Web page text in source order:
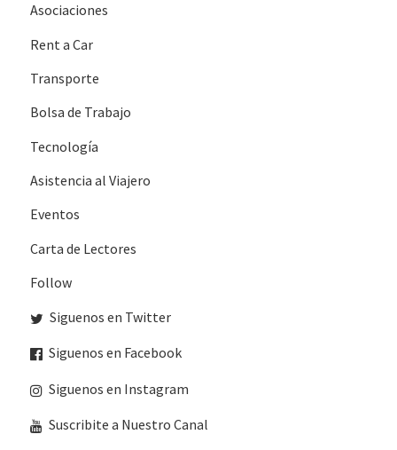
Asociaciones
Rent a Car
Transporte
Bolsa de Trabajo
Tecnología
Asistencia al Viajero
Eventos
Carta de Lectores
Follow
Siguenos en Twitter
Siguenos en Facebook
Siguenos en Instagram
Suscribite a Nuestro Canal